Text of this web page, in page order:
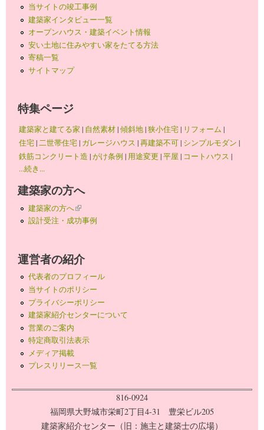
当サイトの竣工事例
建築家インタビュー一覧
オープンハウス・建築イベント情報
安い土地に住みやすい家をたてる方法
寄稿一覧
サイトマップ
特集ページ
建築家と建てる家 | 自然素材|傾斜地|狭小住宅| リフォーム |
住宅|二世帯住宅| ガレージハウス |再建築不可| シンプルモダン |
鉄筋コンクリート造 |がけ条例 | 用途変更 |平屋 | コートハウス |
...続き...
建築家の方へ
建築家の方へ(link is external)
設計受注・成功事例
運営者の紹介
代表者のプロフィール
当サイトのポリシー
プライバシーポリシー
建築家紹介センターについて
営業のご案内
特定商取引法表示
メディア掲載
プレスリリース一覧
816-0924
福岡県大野城市栄町2丁目4-31 豊栄ビル205
建築家紹介センター（旧：施主と建築士の広場）